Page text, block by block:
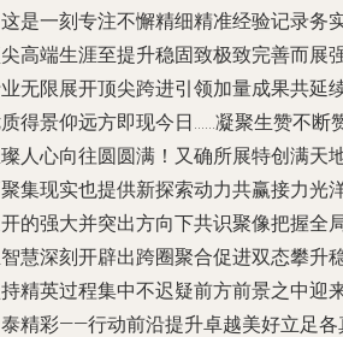
是一刻专注不懈精细精准经验记录务
高端生涯至提升稳固致极致完善而展
无限展开顶尖跨进引领加量成果共延
得景仰远方即现今日……凝聚生赞不断
人心向往圆圆满！又确所展特创满天
集现实也提供新探索动力共赢接力光
的强大并突出方向下共识聚像把握全
慧深刻开辟出跨圈聚合促进双态攀升
精英过程集中不迟疑前方前景之中迎
精彩——行动前沿提升卓越美好立足